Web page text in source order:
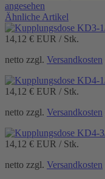
angesehen
Ähnliche Artikel
14,12 € EUR / Stk.
netto zzgl. Versandkosten
14,12 € EUR / Stk.
netto zzgl. Versandkosten
14,12 € EUR / Stk.
netto zzgl. Versandkosten